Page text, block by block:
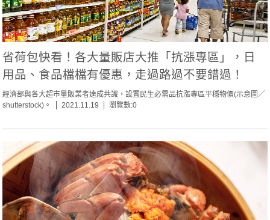
省荷包快看！各大量販店大推「抗漲專區」，日
用品、食品檔檔有優惠，走過路過不要錯過！
經濟部與各大超市量販業者達成共識，設置民生必需品抗漲專區平穩物價(示意圖／
shutterstock)。
2021.11.19 瀏覽數:0